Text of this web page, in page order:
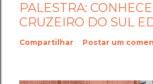
PALESTRA:
CRUZEIRO DO SUL
Compartilhar Postar um